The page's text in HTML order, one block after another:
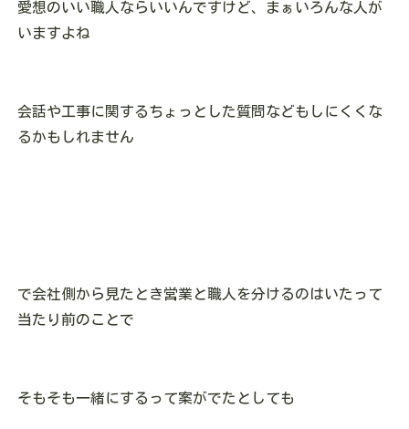
愛想のいい職人ならいいんですけど、まぁいろんな人が
いますよね
会話や工事に関するちょっとした質問などもしにくくな
るかもしれません
で会社側から見たとき営業と職人を分けるのはいたって
当たり前のことで
そもそも一緒にするって案がでたとしても